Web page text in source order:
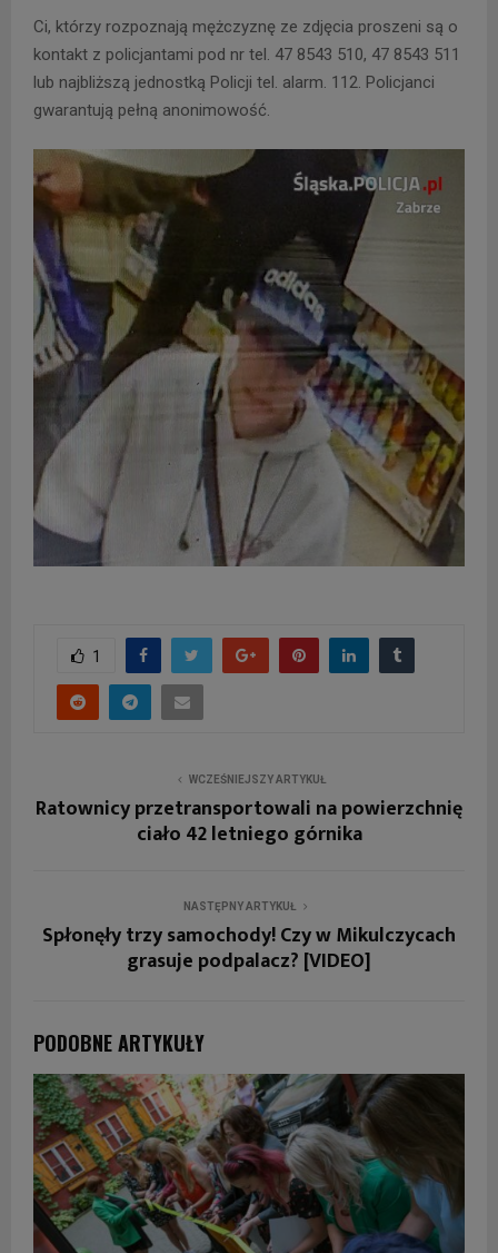
Ci, którzy rozpoznają mężczyznę ze zdjęcia proszeni są o
kontakt z policjantami pod nr tel. 47 8543 510, 47 8543 511
lub najbliższą jednostką Policji tel. alarm. 112. Policjanci
gwarantują pełną anonimowość.
1
WCZEŚNIEJSZY ARTYKUŁ
Ratownicy przetransportowali na powierzchnię
ciało 42 letniego górnika
NASTĘPNY ARTYKUŁ
Spłonęły trzy samochody! Czy w Mikulczycach
grasuje podpalacz? [VIDEO]
PODOBNE ARTYKUŁY